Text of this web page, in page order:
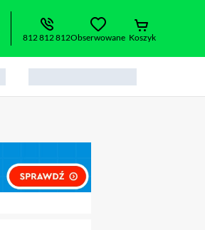
812 812 812Obserwowane Koszyk